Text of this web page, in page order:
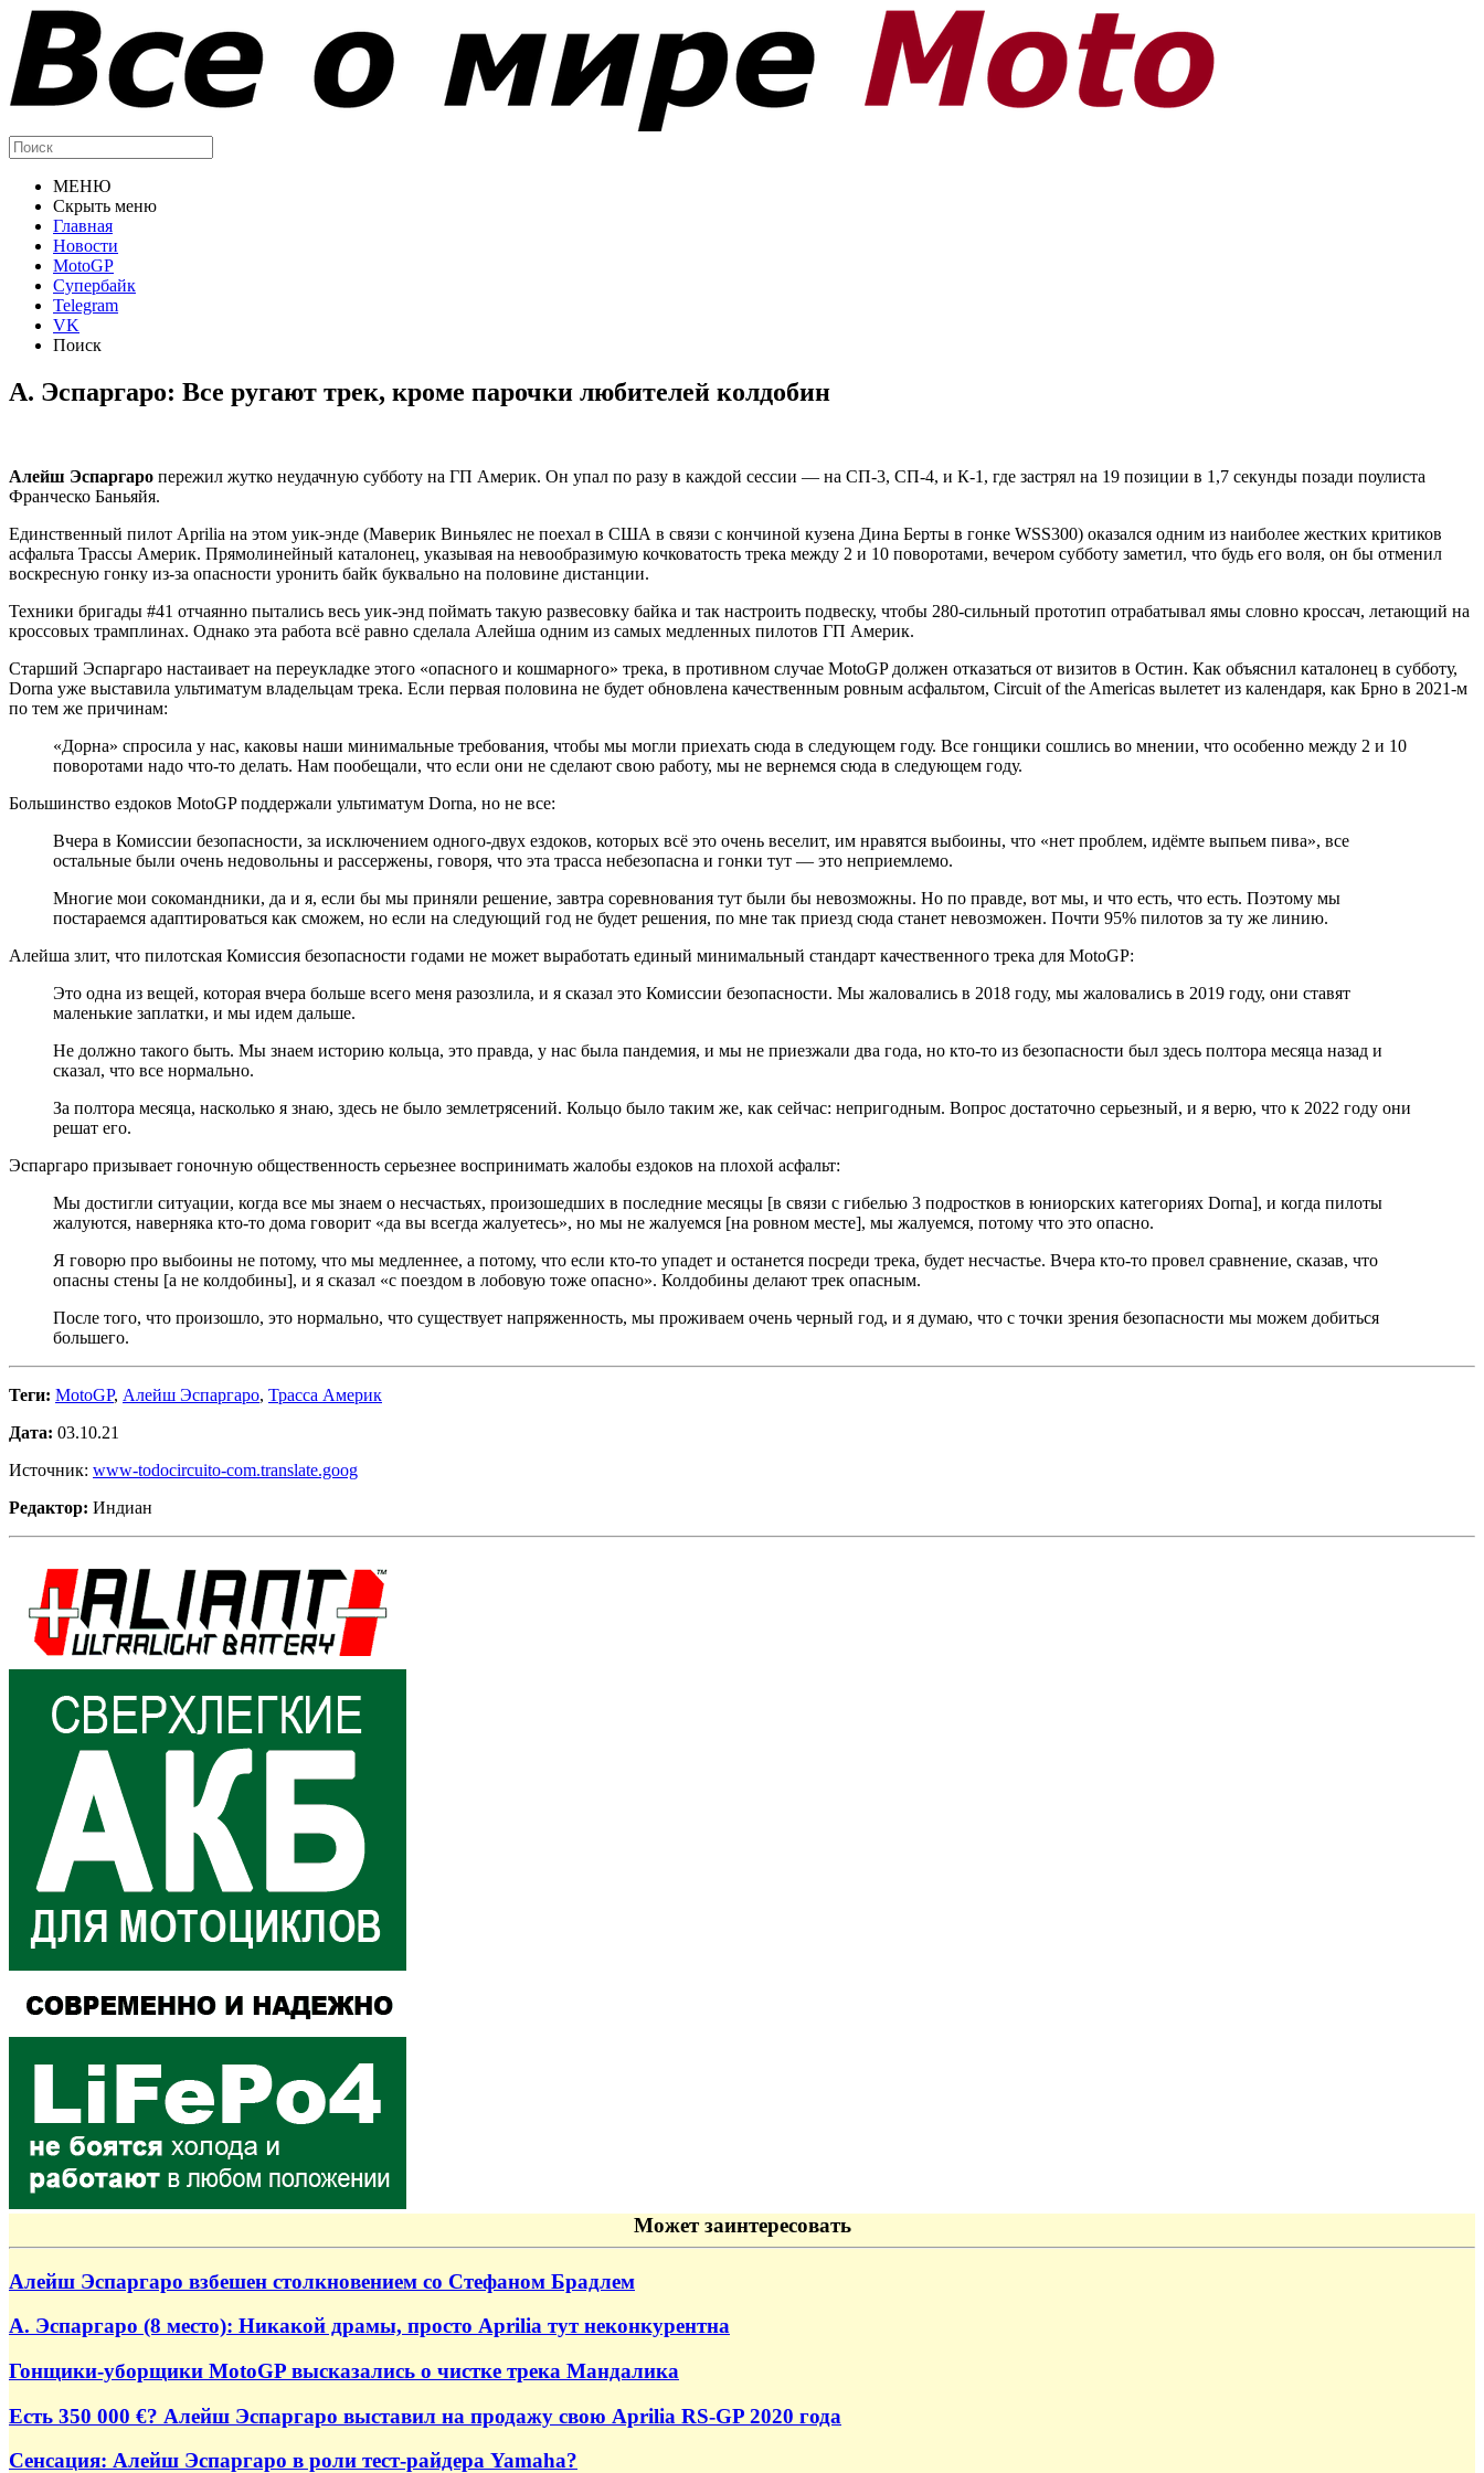
МЕНЮ
Скрыть меню
Главная
Новости
MotoGP
Супербайк
Telegram
VK
Поиск
А. Эспаргаро: Все ругают трек, кроме парочки любителей колдобин
Алейш Эспаргаро пережил жутко неудачную субботу на ГП Америк. Он упал по разу в каждой сессии — на СП-3, СП-4, и К-1, где застрял на 19 позиции в 1,7 секунды позади поулиста
Франческо Баньяйя.
Единственный пилот Aprilia на этом уик-энде (Маверик Виньялес не поехал в США в связи с кончиной кузена Дина Берты в гонке WSS300) оказался одним из наиболее жестких критиков
асфальта Трассы Америк. Прямолинейный каталонец, указывая на невообразимую кочковатость трека между 2 и 10 поворотами, вечером субботу заметил, что будь его воля, он бы отменил
воскресную гонку из-за опасности уронить байк буквально на половине дистанции.
Техники бригады #41 отчаянно пытались весь уик-энд поймать такую развесовку байка и так настроить подвеску, чтобы 280-сильный прототип отрабатывал ямы словно кроссач, летающий на
кроссовых трамплинах. Однако эта работа всё равно сделала Алейша одним из самых медленных пилотов ГП Америк.
Старший Эспаргаро настаивает на переукладке этого «опасного и кошмарного» трека, в противном случае MotoGP должен отказаться от визитов в Остин. Как объяснил каталонец в субботу,
Dorna уже выставила ультиматум владельцам трека. Если первая половина не будет обновлена качественным ровным асфальтом, Circuit of the Americas вылетет из календаря, как Брно в 2021-м
по тем же причинам:
«Дорна» спросила у нас, каковы наши минимальные требования, чтобы мы могли приехать сюда в следующем году. Все гонщики сошлись во мнении, что особенно между 2 и 10
поворотами надо что-то делать. Нам пообещали, что если они не сделают свою работу, мы не вернемся сюда в следующем году.
Большинство ездоков MotoGP поддержали ультиматум Dorna, но не все:
Вчера в Комиссии безопасности, за исключением одного-двух ездоков, которых всё это очень веселит, им нравятся выбоины, что «нет проблем, идёмте выпьем пива», все
остальные были очень недовольны и рассержены, говоря, что эта трасса небезопасна и гонки тут — это неприемлемо.
Многие мои сокомандники, да и я, если бы мы приняли решение, завтра соревнования тут были бы невозможны. Но по правде, вот мы, и что есть, что есть. Поэтому мы
постараемся адаптироваться как сможем, но если на следующий год не будет решения, по мне так приезд сюда станет невозможен. Почти 95% пилотов за ту же линию.
Алейша злит, что пилотская Комиссия безопасности годами не может выработать единый минимальный стандарт качественного трека для MotoGP:
Это одна из вещей, которая вчера больше всего меня разозлила, и я сказал это Комиссии безопасности. Мы жаловались в 2018 году, мы жаловались в 2019 году, они ставят
маленькие заплатки, и мы идем дальше.
Не должно такого быть. Мы знаем историю кольца, это правда, у нас была пандемия, и мы не приезжали два года, но кто-то из безопасности был здесь полтора месяца назад и
сказал, что все нормально.
За полтора месяца, насколько я знаю, здесь не было землетрясений. Кольцо было таким же, как сейчас: непригодным. Вопрос достаточно серьезный, и я верю, что к 2022 году они
решат его.
Эспаргаро призывает гоночную общественность серьезнее воспринимать жалобы ездоков на плохой асфальт:
Мы достигли ситуации, когда все мы знаем о несчастьях, произошедших в последние месяцы [в связи с гибелью 3 подростков в юниорских категориях Dorna], и когда пилоты
жалуются, наверняка кто-то дома говорит «да вы всегда жалуетесь», но мы не жалуемся [на ровном месте], мы жалуемся, потому что это опасно.
Я говорю про выбоины не потому, что мы медленнее, а потому, что если кто-то упадет и останется посреди трека, будет несчастье. Вчера кто-то провел сравнение, сказав, что
опасны стены [а не колдобины], и я сказал «с поездом в лобовую тоже опасно». Колдобины делают трек опасным.
После того, что произошло, это нормально, что существует напряженность, мы проживаем очень черный год, и я думаю, что с точки зрения безопасности мы можем добиться
большего.
Теги: MotoGP, Алейш Эспаргаро, Трасса Америк
Дата: 03.10.21
Источник: www-todocircuito-com.translate.goog
Редактор: Индиан
Может заинтересовать
Алейш Эспаргаро взбешен столкновением со Стефаном Брадлем
А. Эспаргаро (8 место): Никакой драмы, просто Aprilia тут неконкурентна
Гонщики-уборщики MotoGP высказались о чистке трека Мандалика
Есть 350 000 €? Алейш Эспаргаро выставил на продажу свою Aprilia RS-GP 2020 года
Сенсация: Алейш Эспаргаро в роли тест-райдера Yamaha?